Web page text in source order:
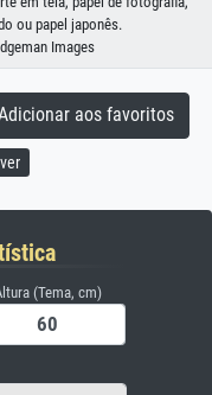
ou papel japonês.
Images
aos favoritos
(Tema, cm)